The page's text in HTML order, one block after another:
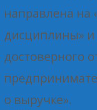
направлена на
дисциплины» и
достоверного
о выручке».